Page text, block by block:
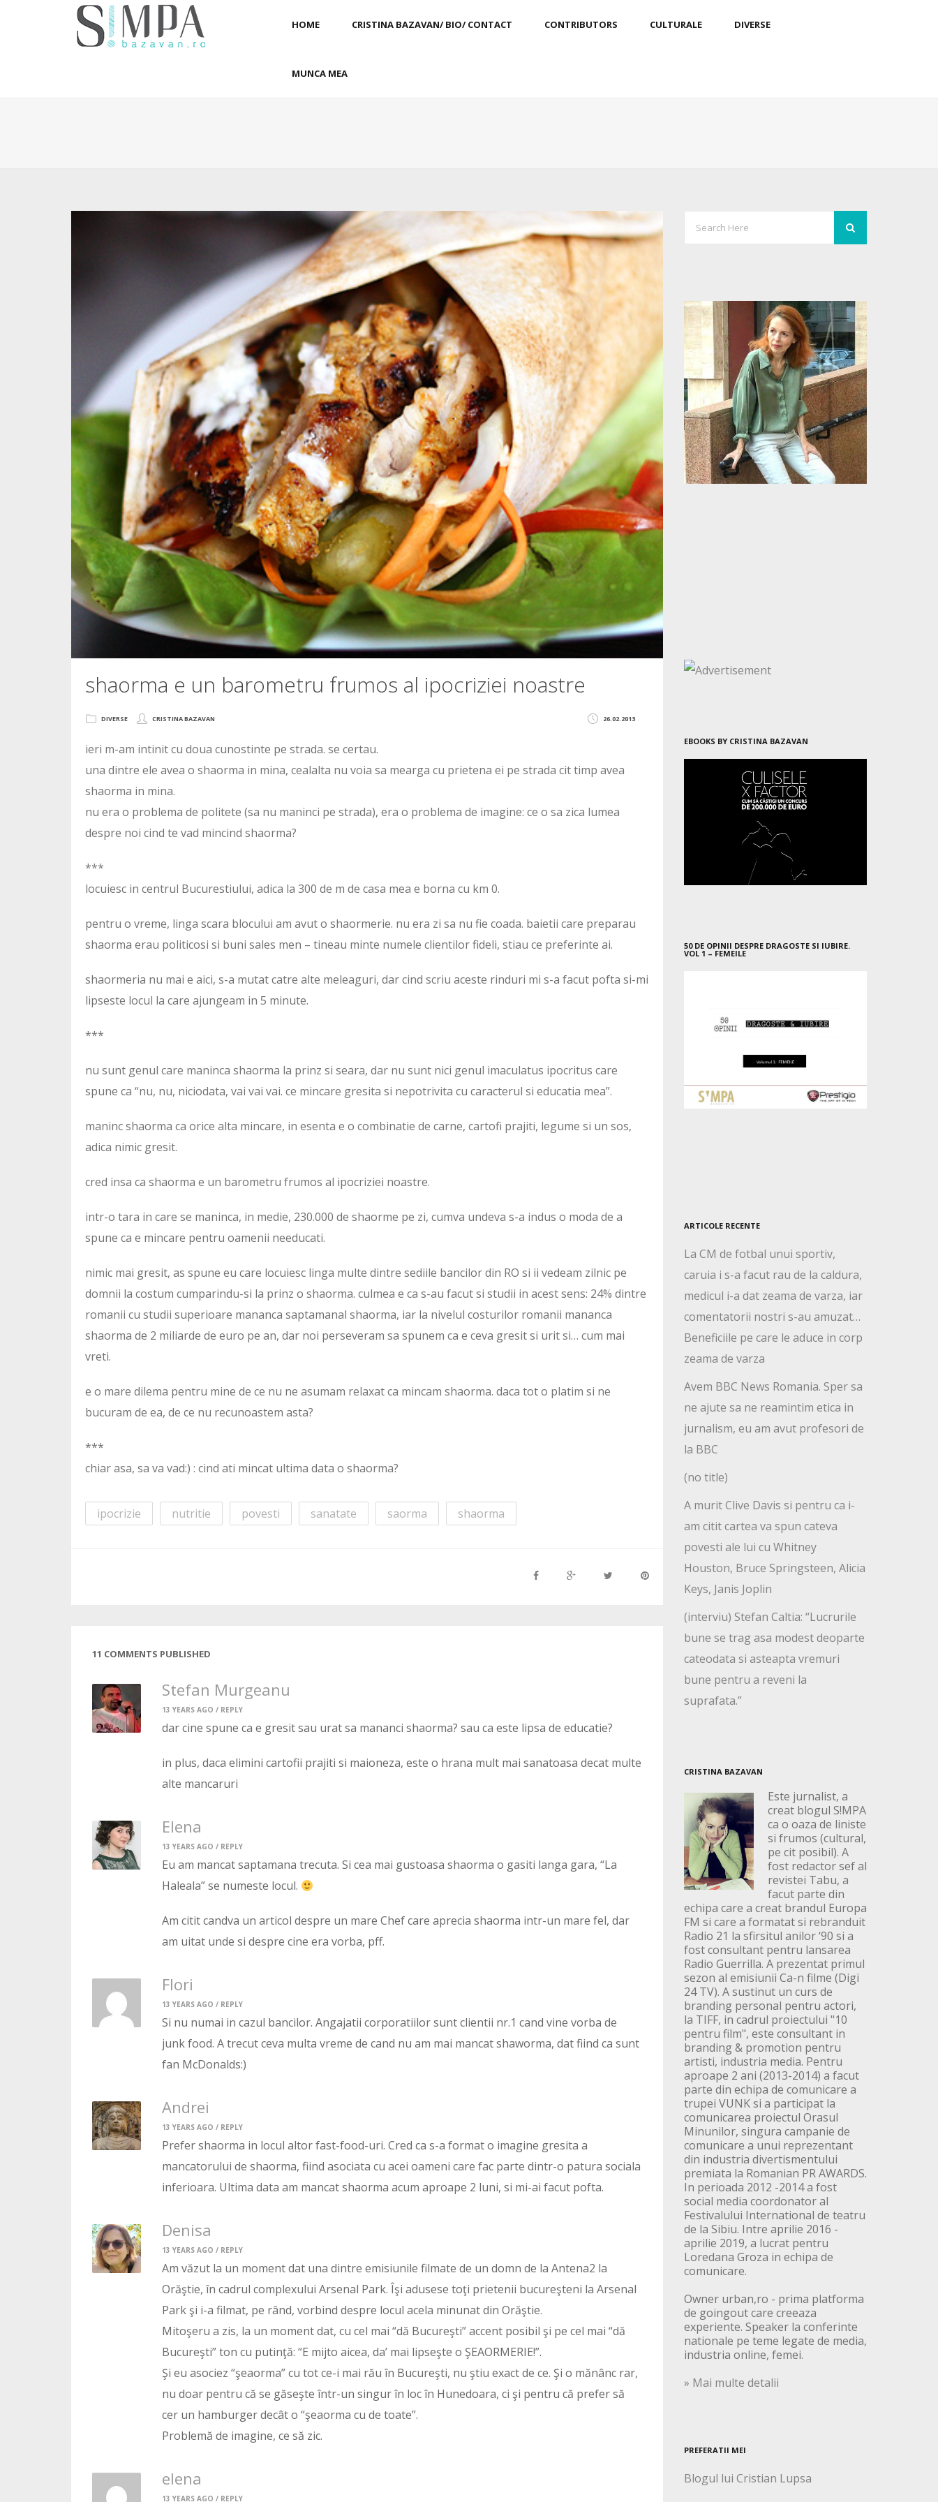
HOME CRISTINA BAZAVAN/ BIO/ CONTACT CONTRIBUTORS CULTURALE DIVERSE
MUNCA MEA
shaorma e un barometru frumos al ipocriziei noastre
26.02.2013
DIVERSE CRISTINA BAZAVAN
ieri m-am intinit cu doua cunostinte pe strada. se certau.
una dintre ele avea o shaorma in mina, cealalta nu voia sa mearga cu prietena ei pe strada cit timp avea
shaorma in mina.
nu era o problema de politete (sa nu maninci pe strada), era o problema de imagine: ce o sa zica lumea
despre noi cind te vad mincind shaorma?
***
locuiesc in centrul Bucurestiului, adica la 300 de m de casa mea e borna cu km 0.
pentru o vreme, linga scara blocului am avut o shaormerie. nu era zi sa nu fie coada. baietii care preparau
shaorma erau politicosi si buni sales men – tineau minte numele clientilor fideli, stiau ce preferinte ai.
shaormeria nu mai e aici, s-a mutat catre alte meleaguri, dar cind scriu aceste rinduri mi s-a facut pofta si-mi
lipseste locul la care ajungeam in 5 minute.
***
nu sunt genul care maninca shaorma la prinz si seara, dar nu sunt nici genul imaculatus ipocritus care
spune ca “nu, nu, niciodata, vai vai vai. ce mincare gresita si nepotrivita cu caracterul si educatia mea”.
maninc shaorma ca orice alta mincare, in esenta e o combinatie de carne, cartofi prajiti, legume si un sos,
adica nimic gresit.
cred insa ca shaorma e un barometru frumos al ipocriziei noastre.
intr-o tara in care se maninca, in medie, 230.000 de shaorme pe zi, cumva undeva s-a indus o moda de a
spune ca e mincare pentru oamenii needucati.
nimic mai gresit, as spune eu care locuiesc linga multe dintre sediile bancilor din RO si ii vedeam zilnic pe
domnii la costum cumparindu-si la prinz o shaorma. culmea e ca s-au facut si studii in acest sens: 24% dintre
romanii cu studii superioare mananca saptamanal shaorma, iar la nivelul costurilor romanii mananca
shaorma de 2 miliarde de euro pe an, dar noi perseveram sa spunem ca e ceva gresit si urit si… cum mai
vreti.
e o mare dilema pentru mine de ce nu ne asumam relaxat ca mincam shaorma. daca tot o platim si ne
bucuram de ea, de ce nu recunoastem asta?
***
chiar asa, sa va vad:) : cind ati mincat ultima data o shaorma?
ipocrizie nutritie povesti sanatate saorma shaorma
11 COMMENTS PUBLISHED
Stefan Murgeanu
13 YEARS AGO / REPLY
dar cine spune ca e gresit sau urat sa mananci shaorma? sau ca este lipsa de educatie?
in plus, daca elimini cartofii prajiti si maioneza, este o hrana mult mai sanatoasa decat multe
alte mancaruri
Elena
13 YEARS AGO / REPLY
Eu am mancat saptamana trecuta. Si cea mai gustoasa shaorma o gasiti langa gara, “La
Haleala” se numeste locul.
Am citit candva un articol despre un mare Chef care aprecia shaorma intr-un mare fel, dar
am uitat unde si despre cine era vorba, pff.
Flori
13 YEARS AGO / REPLY
Si nu numai in cazul bancilor. Angajatii corporatiilor sunt clientii nr.1 cand vine vorba de
junk food. A trecut ceva multa vreme de cand nu am mai mancat shaworma, dat fiind ca sunt
fan McDonalds:)
Andrei
13 YEARS AGO / REPLY
Prefer shaorma in locul altor fast-food-uri. Cred ca s-a format o imagine gresita a
mancatorului de shaorma, fiind asociata cu acei oameni care fac parte dintr-o patura sociala
inferioara. Ultima data am mancat shaorma acum aproape 2 luni, si mi-ai facut pofta.
Denisa
13 YEARS AGO / REPLY
Am văzut la un moment dat una dintre emisiunile filmate de un domn de la Antena2 la
Orăştie, în cadrul complexului Arsenal Park. Îşi adusese toţi prietenii bucureşteni la Arsenal
Park şi i-a filmat, pe rând, vorbind despre locul acela minunat din Orăştie.
Mitoşeru a zis, la un moment dat, cu cel mai “dă Bucureşti” accent posibil şi pe cel mai “dă
Bucureşti” ton cu putinţă: “E mijto aicea, da’ mai lipseşte o ŞEAORMERIE!”.
Şi eu asociez “şeaorma” cu tot ce-i mai rău în Bucureşti, nu ştiu exact de ce. Şi o mănânc rar,
nu doar pentru că se găseşte într-un singur în loc în Hunedoara, ci şi pentru că prefer să
cer un hamburger decât o “şeaorma cu de toate”.
Problemă de imagine, ce să zic.
elena
13 YEARS AGO / REPLY
EBOOKS BY CRISTINA BAZAVAN
50 DE OPINII DESPRE DRAGOSTE SI IUBIRE.
VOL 1 – FEMEILE
ARTICOLE RECENTE
La CM de fotbal unui sportiv,
caruia i s-a facut rau de la caldura,
medicul i-a dat zeama de varza, iar
comentatorii nostri s-au amuzat…
Beneficiile pe care le aduce in corp
zeama de varza
Avem BBC News Romania. Sper sa
ne ajute sa ne reamintim etica in
jurnalism, eu am avut profesori de
la BBC
(no title)
A murit Clive Davis si pentru ca i-
am citit cartea va spun cateva
povesti ale lui cu Whitney
Houston, Bruce Springsteen, Alicia
Keys, Janis Joplin
(interviu) Stefan Caltia: “Lucrurile
bune se trag asa modest deoparte
cateodata si asteapta vremuri
bune pentru a reveni la
suprafata.”
CRISTINA BAZAVAN
Este jurnalist, a
creat blogul S!MPA
ca o oaza de liniste
si frumos (cultural,
pe cit posibil). A
fost redactor sef al
revistei Tabu, a
facut parte din
echipa care a creat brandul Europa
FM si care a formatat si rebranduit
Radio 21 la sfirsitul anilor ‘90 si a
fost consultant pentru lansarea
Radio Guerrilla. A prezentat primul
sezon al emisiunii Ca-n filme (Digi
24 TV). A sustinut un curs de
branding personal pentru actori,
la TIFF, in cadrul proiectului "10
pentru film", este consultant in
branding & promotion pentru
artisti, industria media. Pentru
aproape 2 ani (2013-2014) a facut
parte din echipa de comunicare a
trupei VUNK si a participat la
comunicarea proiectul Orasul
Minunilor, singura campanie de
comunicare a unui reprezentant
din industria divertismentului
premiata la Romanian PR AWARDS.
In perioada 2012 -2014 a fost
social media coordonator al
Festivalului International de teatru
de la Sibiu. Intre aprilie 2016 -
aprilie 2019, a lucrat pentru
Loredana Groza in echipa de
comunicare.
Owner urban,ro - prima platforma
de goingout care creeaza
experiente. Speaker la conferinte
nationale pe teme legate de media,
industria online, femei.
» Mai multe detalii
PREFERATII MEI
Blogul lui Cristian Lupsa